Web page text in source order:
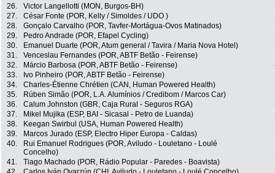
26.
Victor Langellotti (MON, Burgos-BH)
27.
César Fonte (POR, Kelly / Simoldes / UDO )
28.
Gonçalo Carvalho (POR, Tavfer-Mortágua-Ovos Matinados)
29.
Pedro Andrade (POR, Efapel Cycling)
30.
Emanuel Duarte (POR, Atum general / Tavira / Maria Nova Hotel)
31.
Venceslau Fernandes (POR, ABTF Betão - Feirense)
32.
Márcio Barbosa (POR, ABTF Betão - Feirense)
33.
Ivo Pinheiro (POR, ABTF Betão - Feirense)
34.
Charles-Étienne Chrétien (CAN, Human Powered Health)
35.
Rúben Simão (POR, L.A. Alumínios / Credibom / Marcos Car)
36.
Calum Johnston (GBR, Caja Rural - Seguros RGA)
37.
Mikel Mujika (ESP, BAI - Sicasal - Petro de Luanda)
38.
Keegan Swirbul (USA, Human Powered Health)
39.
Marcos Jurado (ESP, Electro Hiper Europa - Caldas)
40.
Rui Emanuel Rodrigues (POR, Aviludo - Louletano - Loulé
Concelho)
41.
Tiago Machado (POR, Rádio Popular - Paredes - Boavista)